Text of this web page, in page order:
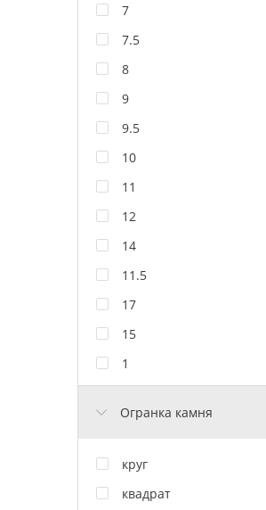
7
7.5
8
9
9.5
10
11
12
14
11.5
17
15
1
Огранка камня
круг
квадрат